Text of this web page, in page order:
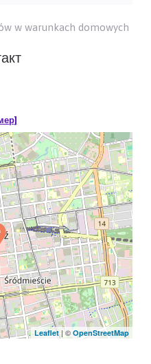
w warunkach domowych
Leaflet| © OpenStreetMap